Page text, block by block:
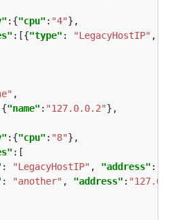
:{"cpu" : "4"
:[{"type" : "LegacyHostIP" ,
"name" : "127.0.0.2"
:{"cpu" : "8"
: "LegacyHostIP" , "address" :
: "another" , "address" :